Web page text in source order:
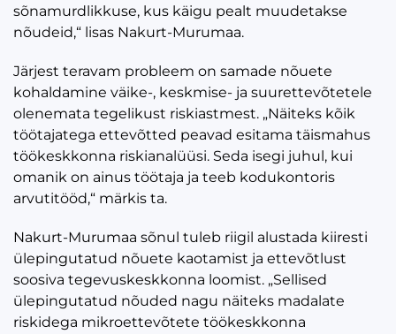
sõnamurdlikkuse, kus käigu pealt muudetakse
nõudeid,“ lisas Nakurt-Murumaa.
Järjest teravam probleem on samade nõuete
kohaldamine väike-, keskmise- ja suurettevõtetele
olenemata tegelikust riskiastmest. „Näiteks kõik
töötajatega ettevõtted peavad esitama täismahus
töökeskkonna riskianalüüsi. Seda isegi juhul, kui
omanik on ainus töötaja ja teeb kodukontoris
arvutitööd,“ märkis ta.
Nakurt-Murumaa sõnul tuleb riigil alustada kiiresti
ülepingutatud nõuete kaotamist ja ettevõtlust
soosiva tegevuskeskkonna loomist. „Sellised
ülepingutatud nõuded nagu näiteks madalate
riskidega mikroettevõtete töökeskkonna